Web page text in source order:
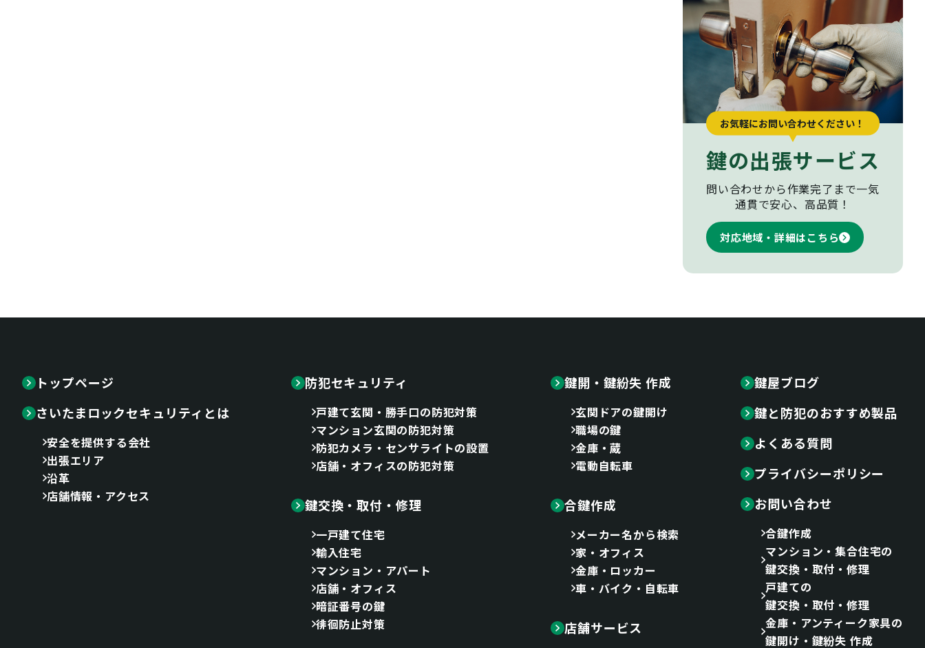
お気軽にお問い合わせください！
鍵の出張サービス
問い合わせから作業完了まで一気
通貫で安心、高品質！
対応地域・詳細はこちら
トップページ
さいたまロックセキュリティとは
安全を提供する会社
出張エリア
沿革
店舗情報・アクセス
防犯セキュリティ
戸建て玄関・勝手口の防犯対策
マンション玄関の防犯対策
防犯カメラ・センサライトの設置
店舗・オフィスの防犯対策
鍵交換・取付・修理
一戸建て住宅
輸入住宅
マンション・アパート
店舗・オフィス
暗証番号の鍵
徘徊防止対策
鍵開・鍵紛失 作成
玄関ドアの鍵開け
職場の鍵
金庫・蔵
電動自転車
合鍵作成
メーカー名から検索
家・オフィス
金庫・ロッカー
車・バイク・自転車
店舗サービス
鍵屋ブログ
鍵と防犯のおすすめ製品
よくある質問
プライバシーポリシー
お問い合わせ
合鍵作成
マンション・集合住宅の
鍵交換・取付・修理
戸建ての
鍵交換・取付・修理
金庫・アンティーク家具の
鍵開け・鍵紛失 作成